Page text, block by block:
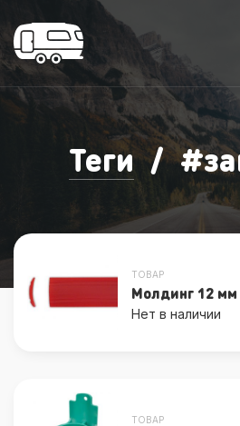
Теги / #
ТОВАР
Молдинг 12
Нет в наличии
ТОВАР